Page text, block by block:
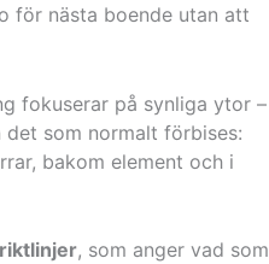
för nästa boende utan att
fokuserar på synliga ytor –
som normalt förbises:
bakom element och i
, som anger vad som